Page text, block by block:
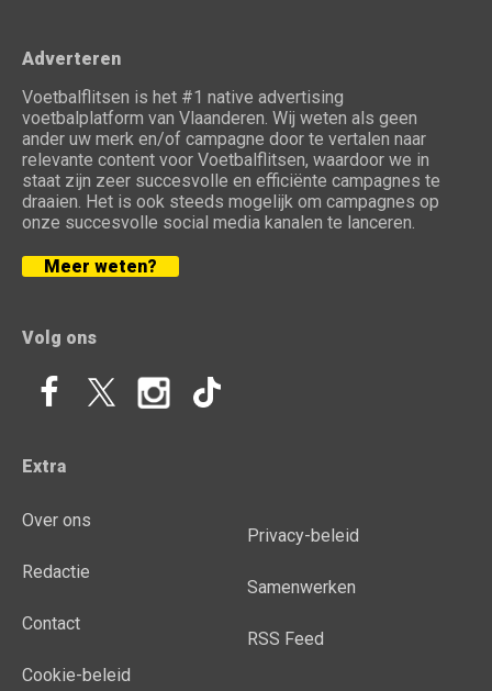
Adverteren
Voetbalflitsen is het #1 native advertising
voetbalplatform van Vlaanderen. Wij weten als geen
ander uw merk en/of campagne door te vertalen naar
relevante content voor Voetbalflitsen, waardoor we in
staat zijn zeer succesvolle en efficiënte campagnes te
draaien. Het is ook steeds mogelijk om campagnes op
onze succesvolle social media kanalen te lanceren.
Meer weten?
Volg ons
Extra
Over ons
Redactie
Contact
Cookie-beleid
Privacy-beleid
Samenwerken
RSS Feed